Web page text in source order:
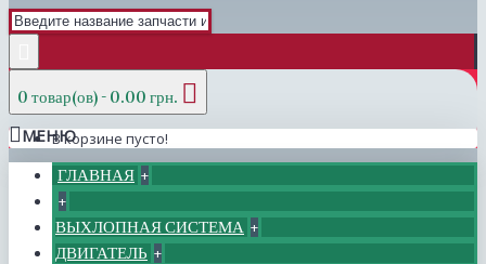
0 товар(ов) - 0.00 грн.
В корзине пусто!
МЕНЮ
ГЛАВНАЯ +
+
ВЫХЛОПНАЯ СИСТЕМА +
ДВИГАТЕЛЬ +